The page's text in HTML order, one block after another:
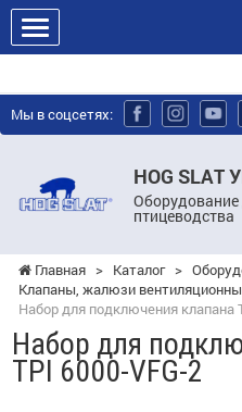
Мы в соцсетях:
HOG SLAT
Оборудование
птицеводства
Главная > Каталог >
Клапаны, жалюзи
Набор для подключения клапана
Набор для
TPI 6000-VFG-2